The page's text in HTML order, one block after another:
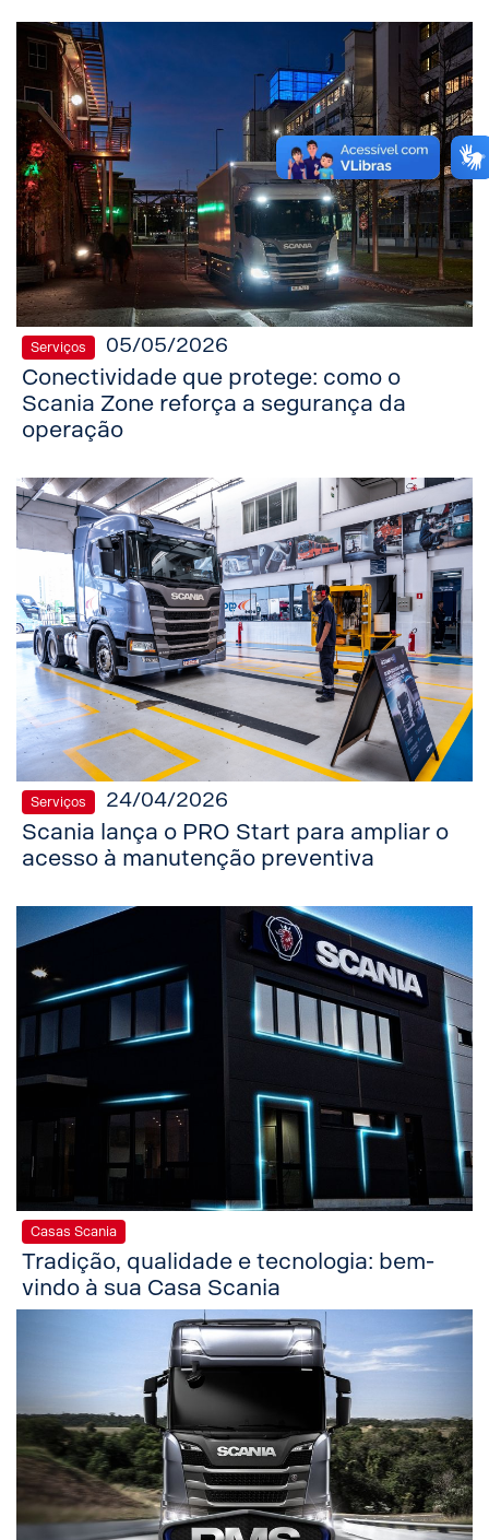
Serviços 05/05/2026
Conectividade que protege: como o
Scania Zone reforça a segurança da
operação
Serviços 24/04/2026
Scania lança o PRO Start para ampliar o
acesso à manutenção preventiva
Casas Scania
Tradição, qualidade e tecnologia: bem-
vindo à sua Casa Scania